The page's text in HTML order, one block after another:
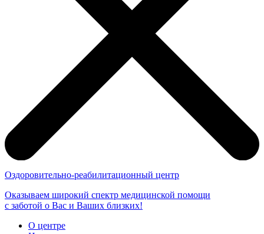
Оздоровительно-реабилитационный центр
Оказываем широкий спектр медицинской помощи
с заботой о Вас и Ваших близких!
О центре